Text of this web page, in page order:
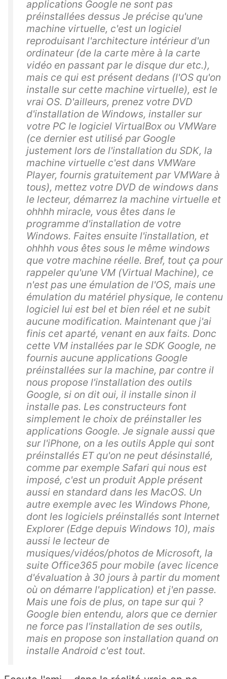
applications Google ne sont pas
préinstallées dessus Je précise qu'une
machine virtuelle, c'est un logiciel
reproduisant l'architecture intérieur d'un
ordinateur (de la carte mère à la carte
vidéo en passant par le disque dur etc.),
mais ce qui est présent dedans (l'OS qu'on
installe sur cette machine virtuelle), est le
vrai OS. D'ailleurs, prenez votre DVD
d'installation de Windows, installer sur
votre PC le logiciel VirtualBox ou VMWare
(ce dernier est utilisé par Google
justement lors de l'installation du SDK, la
machine virtuelle c'est dans VMWare
Player, fournis gratuitement par VMWare à
tous), mettez votre DVD de windows dans
le lecteur, démarrez la machine virtuelle et
ohhhh miracle, vous êtes dans le
programme d'installation de votre
Windows. Faites ensuite l'installation, et
ohhhh vous êtes sous le même windows
que votre machine réelle. Bref, tout ça pour
rappeler qu'une VM (Virtual Machine), ce
n'est pas une émulation de l'OS, mais une
émulation du matériel physique, le contenu
logiciel lui est bel et bien réel et ne subit
aucune modification. Maintenant que j'ai
finis cet aparté, venant en aux faits. Donc
cette VM installées par le SDK Google, ne
fournis aucune applications Google
préinstallées sur la machine, par contre il
nous propose l'installation des outils
Google, si on dit oui, il installe sinon il
installe pas. Les constructeurs font
simplement le choix de préinstaller les
applications Google. Je signale aussi que
sur l'iPhone, on a les outils Apple qui sont
préinstallés ET qu'on ne peut désinstallé,
comme par exemple Safari qui nous est
imposé, c'est un produit Apple présent
aussi en standard dans les MacOS. Un
autre exemple avec les Windows Phone,
dont les logiciels préinstallés sont Internet
Explorer (Edge depuis Windows 10), mais
aussi le lecteur de
musiques/vidéos/photos de Microsoft, la
suite Office365 pour mobile (avec licence
d'évaluation à 30 jours à partir du moment
où on démarre l'application) et j'en passe.
Mais une fois de plus, on tape sur qui ?
Google bien entendu, alors que ce dernier
ne force pas l'installation de ses outils,
mais en propose son installation quand on
installe Android c'est tout.